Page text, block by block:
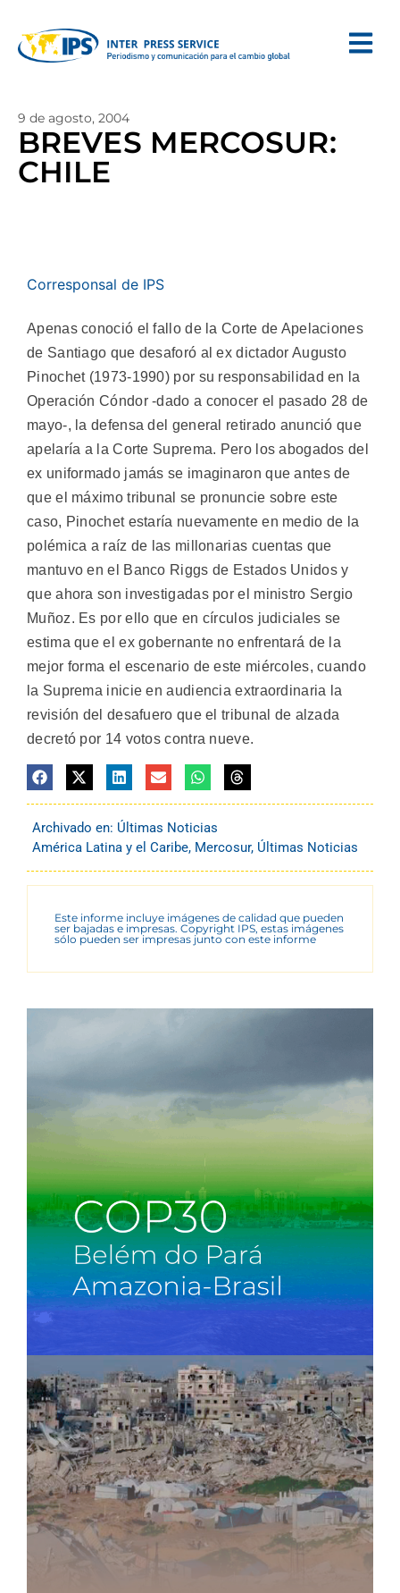
9 de agosto, 2004
BREVES MERCOSUR:
CHILE
Corresponsal de IPS
Apenas conoció el fallo de la Corte de Apelaciones
de Santiago que desaforó al ex dictador Augusto
Pinochet (1973-1990) por su responsabilidad en la
Operación Cóndor -dado a conocer el pasado 28 de
mayo-, la defensa del general retirado anunció que
apelaría a la Corte Suprema. Pero los abogados del
ex uniformado jamás se imaginaron que antes de
que el máximo tribunal se pronuncie sobre este
caso, Pinochet estaría nuevamente en medio de la
polémica a raíz de las millonarias cuentas que
mantuvo en el Banco Riggs de Estados Unidos y
que ahora son investigadas por el ministro Sergio
Muñoz. Es por ello que en círculos judiciales se
estima que el ex gobernante no enfrentará de la
mejor forma el escenario de este miércoles, cuando
la Suprema inicie en audiencia extraordinaria la
revisión del desafuero que el tribunal de alzada
decretó por 14 votos contra nueve.
Archivado en: Últimas Noticias
América Latina y el Caribe, Mercosur, Últimas Noticias
Este informe incluye imágenes de calidad que pueden
ser bajadas e impresas. Copyright IPS, estas imágenes
sólo pueden ser impresas junto con este informe